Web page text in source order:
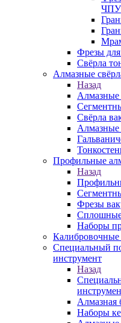
ЧПУ
Фрезы
Свёрла
Алмазные
Назад
Алмазные
Свёрла
Алмазные
Профильные
Назад
Фрезы
Наборы
Специальный
инструмент
Назад
Алмазная
Наборы